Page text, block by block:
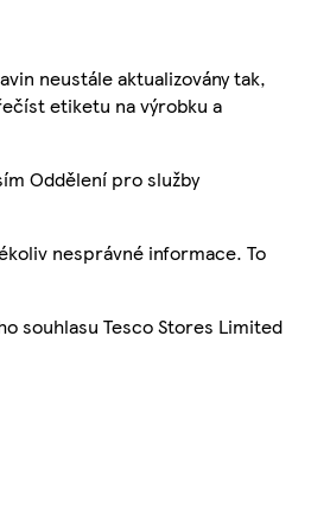
neustále aktualizovány tak,
etiketu na výrobku a
Oddělení pro služby
nesprávné informace. To
souhlasu Tesco Stores Limited